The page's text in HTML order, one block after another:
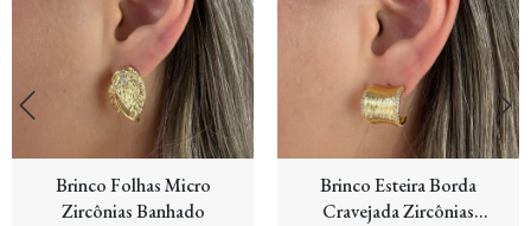
Brinco Folhas Micro
Zircônias Banhado
Brinco Esteira Borda
Cravejada Zircônias